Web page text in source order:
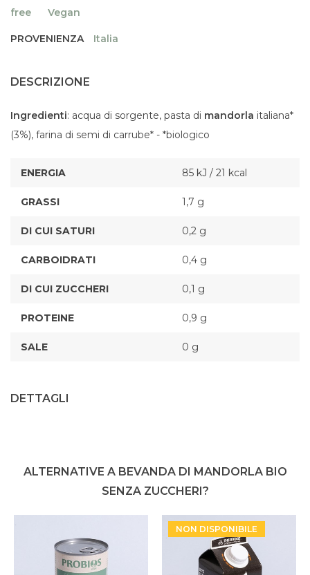
free
Vegan
PROVENIENZA Italia
DESCRIZIONE
Ingredienti: acqua di sorgente, pasta di mandorla italiana*
(3%), farina di semi di carrube* - *biologico
ENERGIA 85 kJ / 21 kcal
GRASSI 1,7 g
DI CUI SATURI 0,2 g
CARBOIDRATI 0,4 g
DI CUI ZUCCHERI 0,1 g
PROTEINE 0,9 g
SALE 0 g
DETTAGLI
ALTERNATIVE A BEVANDA DI MANDORLA BIO
SENZA ZUCCHERI?
NON DISPONIBILE